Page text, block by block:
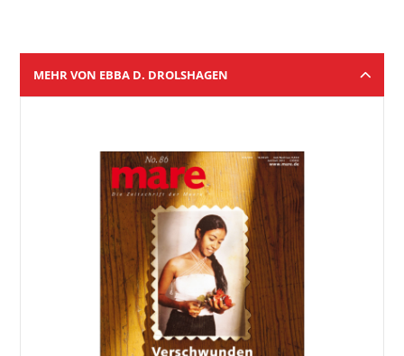
MEHR VON EBBA D. DROLSHAGEN